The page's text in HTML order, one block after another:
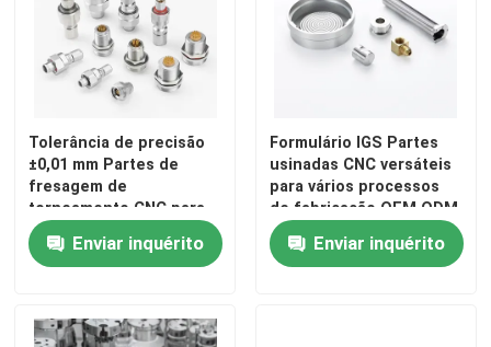
Peças de bronze do CNC
Peças do titânio do CNC
Peças de corte a laser
CNC que carimba as peças
Tolerância de precisão
±0,01 mm Partes de
fresagem de
torneamento CNC para
aplicações industriais
Enviar inquérito
Formulário IGS Partes
usinadas CNC versáteis
para vários processos
de fabricação OEM ODM
Enviar inquérito